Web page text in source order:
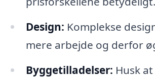
Design: Komplekse
mere arbejde og derfor
Byggetilladelser: Husk